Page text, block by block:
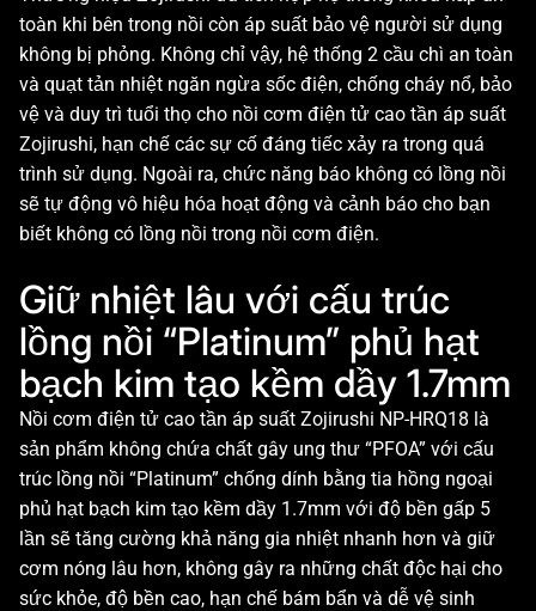
toàn khi bên trong nồi còn áp suất bảo vệ người sử dụng
không bị phỏng. Không chỉ vậy, hệ thống 2 cầu chì an toàn
và quạt tản nhiệt ngăn ngừa sốc điện, chống cháy nổ, bảo
vệ và duy trì tuổi thọ cho nồi cơm điện tử cao tần áp suất
Zojirushi, hạn chế các sự cố đáng tiếc xảy ra trong quá
trình sử dụng. Ngoài ra, chức năng báo không có lồng nồi
sẽ tự động vô hiệu hóa hoạt động và cảnh báo cho bạn
biết không có lồng nồi trong nồi cơm điện.
Giữ nhiệt lâu với cấu trúc
lồng nồi “Platinum” phủ hạt
bạch kim tạo kềm dầy 1.7mm
Nồi cơm điện tử cao tần áp suất Zojirushi NP-HRQ18 là
sản phẩm không chứa chất gây ung thư “PFOA” với cấu
trúc lồng nồi “Platinum” chống dính bằng tia hồng ngoại
phủ hạt bạch kim tạo kềm dầy 1.7mm với độ bền gấp 5
lần sẽ tăng cường khả năng gia nhiệt nhanh hơn và giữ
cơm nóng lâu hơn, không gây ra những chất độc hại cho
sức khỏe, độ bền cao, hạn chế bám bẩn và dễ vệ sinh